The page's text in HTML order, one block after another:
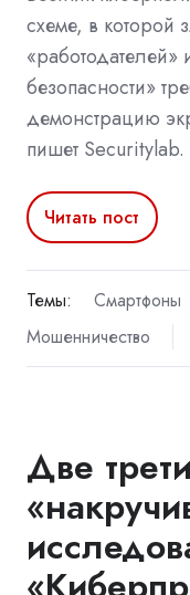
схеме, в
безопасности»
демонстрацию
пишет Securitylab.
Читать пост
Темы: Смартфоны
Мошенничество
Две